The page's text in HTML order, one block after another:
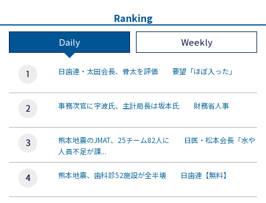
Ranking
Daily Weekly
日歯連・太田会長、骨太を評価 要望「ほぼ入った」
事務次官に宇波氏、主計局長は坂本氏 財務省人事
熊本地震のJMAT、25チーム82人に 日医・松本会長「水や
人員不足が課...
熊本地震、歯科診52施設が全半壊 日歯連【無料】